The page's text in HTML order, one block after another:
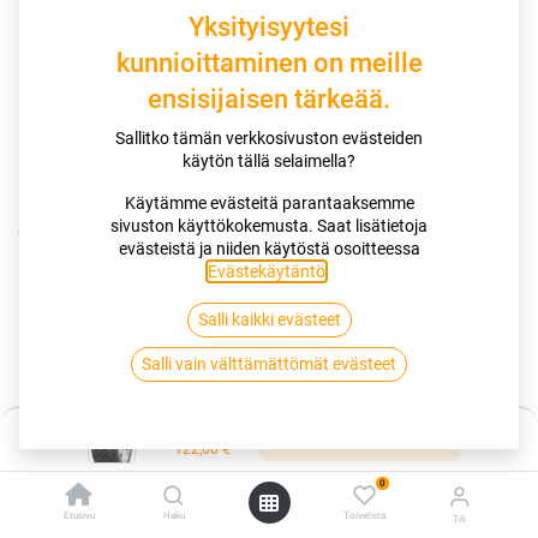
122,00€
Etusivu Haku
0
Toivelista Tili
Kauppa
175/65R15 88T GOODYEAR ULTRAGRIP ICE ARCTIC XL
175/65R15 88T GOODYEAR
ULTRAGRIP ICE ARCTIC XL
122,00€/ kpl
Saatavilla
Yksityisyytesi
kunnioittaminen on meille
ensisijaisen tärkeää.
Sallitko tämän verkkosivuston evästeiden
käytön tällä selaimella?
Käytämme evästeitä parantaaksemme
sivuston käyttökokemusta. Saat lisätietoja
evästeistä ja niiden käytöstä osoitteessa
Evästekäytäntö
Salli kaikki evästeet
Salli vain välttämättömät evästeet